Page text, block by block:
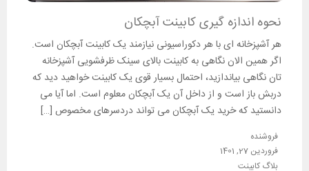
نحوه اندازه گیری کابینت آبچکان
هر آشپزخانه ای با هر دکوراسیونی نیازمند یک کابینت آبچکان است.
اگر همین الان نگاهی به کابینت بالای سینک ظرفشویی آشپزخانه
تان نگاهی بیاندازید، احتمال بسیار قوی یک کابینت خواهید دید که
دربش باز است و از داخل آن یک آبچکان معلوم است. اما آیا می
دانستید که خرید یک آبچکان می تواند دردسرهای مخصوص […]
فروشنده
فروردین 27, 1401
بلاگ کابینت